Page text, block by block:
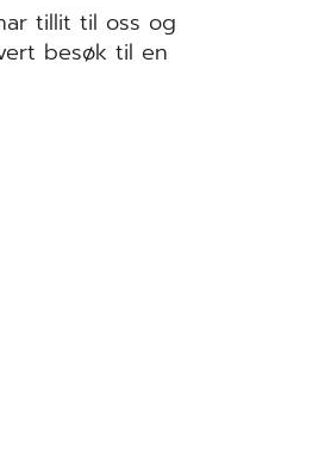
tillit til oss og
besøk til en